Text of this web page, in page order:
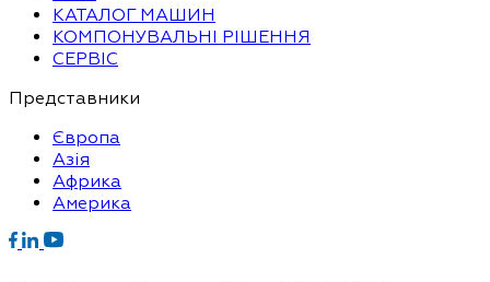
КАТАЛОГ МАШИН
КОМПОНУВАЛЬНІ РІШЕННЯ
СЕРВІС
Представники
Європа
Азія
Африка
Америка